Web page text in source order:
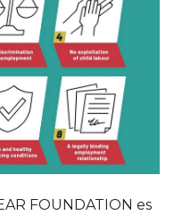
FOUNDATION es